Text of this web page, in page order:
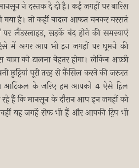
ने दस्तक दे दी है। कई जगहों पर बारिश
गया है। तो कहीं बादल आफत बनकर बरसते
पर लैंडस्लाइड, सड़कें बंद होने की समस्याएं
में अगर आप भी इन जगहों पर घूमने की
को टालना बेहतर होगा। लेकिन अच्छी
छुट्टियां पूरी तरह से कैंसिल करने की जरूरत
के जरिए हम आपको 4 ऐसे हिल
हैं कि मानसून के दौरान आप इन जगहों को
यह जगहें सेफ भी हैं और आपकी ट्रिप भी